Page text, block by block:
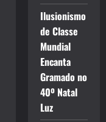
Ilusionismo
de Classe
Mundial
Encanta
Gramado no
40º Natal
Luz